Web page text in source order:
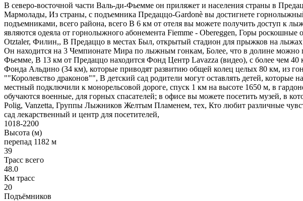
В северо-восточной части Валь-ди-Фьемме он приляжет и населения страны в
Мармолады, Из страны, с подъемника Предаццо-Gardonè вы достигнете
подъемниками, всего района, всего В 6 км от отеля вы можете получить доступ к
являются одеяла от горнолыжного абонемента Fiemme - Obereggen, Горы
Otztaler, Филин,, В Предаццо в местах Был, открытый стадион для прыжков на
Он находится на 3 Чемпионате Мира по лыжным гонкам, Более, что в долине
Фьемме, В 13 км от Предаццо находится Фонд Центр Lavazza (видео), с более чем 40
Фонда Альдино (34 км), которые приводят развитию общей колец целых 80 км, из
""Королевство драконов"", В детский сад родители могут оставлять детей,
местный подключили к монорельсовой дороге, спуск 1 км на высоте 1650 м, в
обучаются военные, для горных спасателей; в офисе вы можете посетить музей, в
Polig, Vanzetta, Группы Лыжников Желтым Пламенем, тех, Кто любит различные
сад лекарственный и центр для посетителей,
1018-2200
Высота (м)
перепад 1182 м
39
Трасс всего
48.0
Км трасс
20
Подъёмников